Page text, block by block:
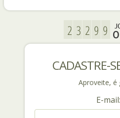
CADASTRE-
Aproveite, é
E-mail: